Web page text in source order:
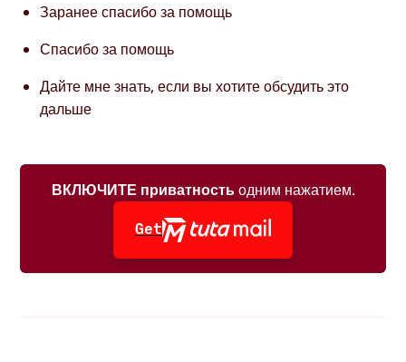
Заранее спасибо за помощь
Спасибо за помощь
Дайте мне знать, если вы хотите обсудить это
дальше
ВКЛЮЧИТЕ приватностьодним нажатием.
Get